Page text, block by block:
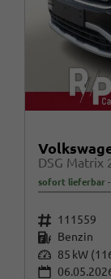
DSG Matrix
sofort lieferbar
Fahrzeugnr. 111559
Kraftstoff Benzin
Leistung 85 kW